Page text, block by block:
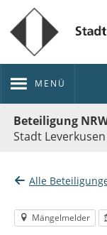
MENÜ
Beteiligung
Stadt Leverkusen
Alle
Mängelmelder